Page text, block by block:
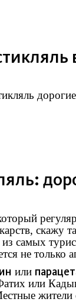
скажу
самых
не только
или
или
жители